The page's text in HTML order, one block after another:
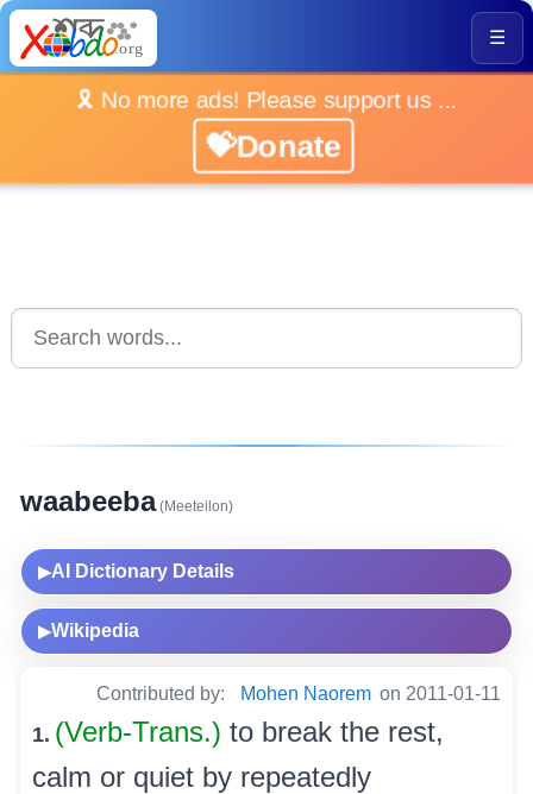
☰
🎗️ No more ads! Please support us ...
💝Donate
waabeeba(Meeteilon)
▶AI Dictionary Details
▶Wikipedia
Contributed by: Mohen Naorem on 2011-01-11
1. (Verb-Trans.) to break the rest,
calm or quiet by repeatedly